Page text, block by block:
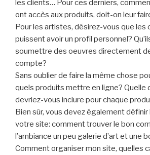
les clients… Pour ces derniers,
ont accès aux produits, doit-on leur
Pour les artistes, désirez-vous que les
puissent avoir un profil personnel?
soumettre des oeuvres directement
compte?
Sans oublier de faire la même chose
quels produits mettre en ligne? Quelle
devriez-vous inclure pour chaque
Bien sûr, vous devez également définir
votre site: comment trouver le bon
l’ambiance un peu galerie d’art et une
Comment organiser mon site, quelles